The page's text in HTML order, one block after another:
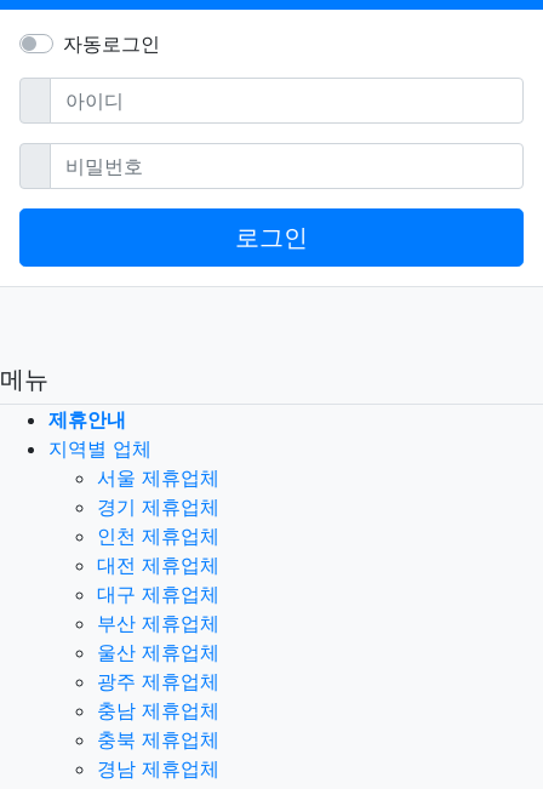
자동로그인
아이디필수
비밀번호필수
로그인
메뉴
제휴안내
지역별 업체
서울 제휴업체
경기 제휴업체
인천 제휴업체
대전 제휴업체
대구 제휴업체
부산 제휴업체
울산 제휴업체
광주 제휴업체
충남 제휴업체
충북 제휴업체
경남 제휴업체